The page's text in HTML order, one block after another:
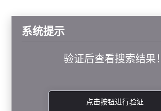
系统提示
验证后查看搜索结果！
点击按钮进行验证